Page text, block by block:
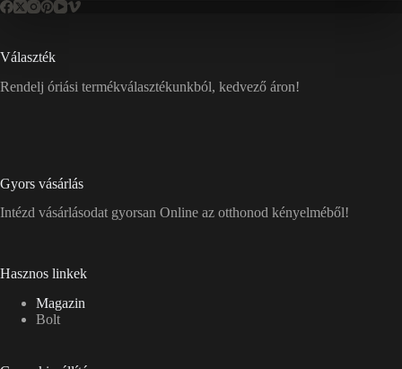
Választék
Rendelj óriási termékválasztékunkból, kedvező áron!
Gyors vásárlás
Intézd vásárlásodat gyorsan Online az otthonod kényelméből!
Hasznos linkek
Magazin
Bolt